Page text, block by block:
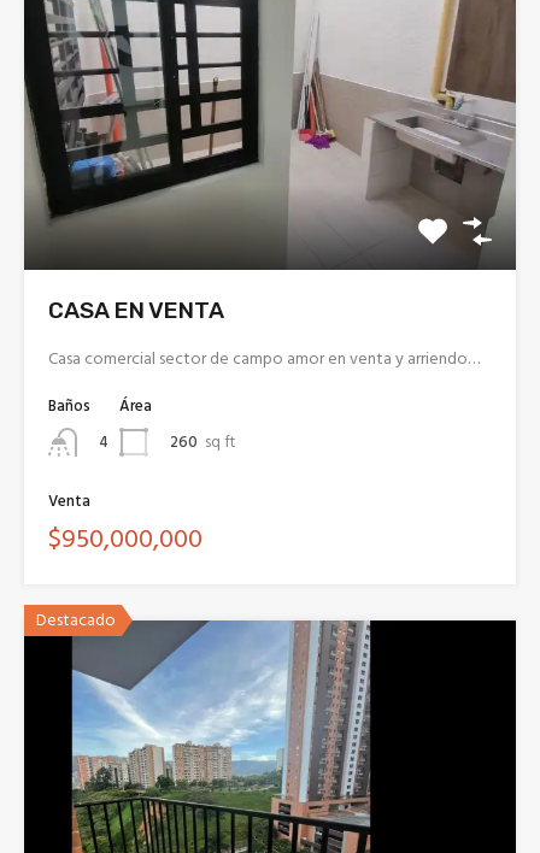
CASA EN VENTA
Casa comercial sector de campo amor en venta y arriendo…
Baños
4
Área
260 sq ft
Venta
$950,000,000
Destacado